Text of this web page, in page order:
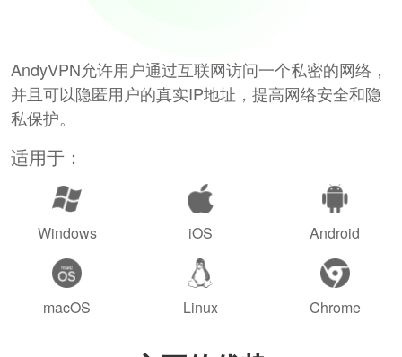
AndyVPN允许用户通过互联网访问一个私密的网络，
并且可以隐匿用户的真实IP地址，提高网络安全和隐
私保护。
适用于：
Windows iOS Android
macOS Linux Chrome